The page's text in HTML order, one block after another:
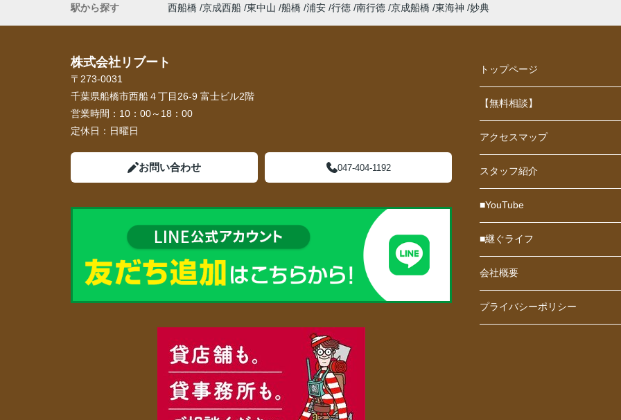
駅から探す
西船橋 京成西船 東中山 船橋 浦安 行徳 南行徳 京成船橋 東海神 妙典
株式会社リブート
〒273-0031
千葉県船橋市西船４丁目26-9 富士ビル2階
営業時間： 10：00～18：00
定休日： 日曜日
お問い合わせ 047-404-1192
トップページ
【無料相談】
アクセスマップ
スタッフ紹介
■YouTube
■継ぐライフ
会社概要
プライバシーポリシー